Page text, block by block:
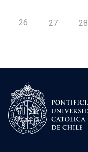
26 27 28